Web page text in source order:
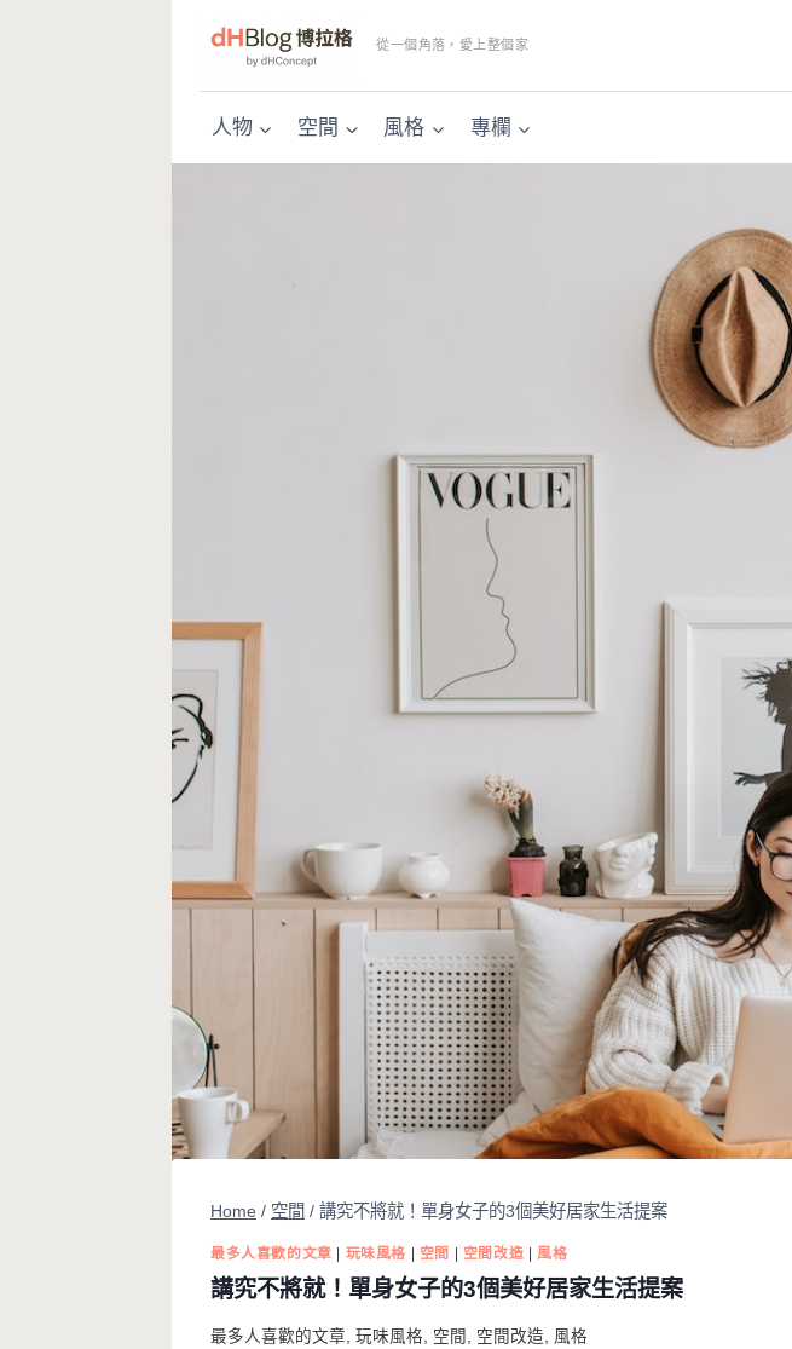
從一個角落，愛上整個家
人物 空間 風格 專欄
Home / 空間 / 講究不將就！單身女子的3個美好居家生活提案
最多人喜歡的文章 玩味風格 空間 空間改造 風格
講究不將就！單身女子的3個美好居家生活提案
最多人喜歡的文章 玩味風格 空間 空間改造 風格